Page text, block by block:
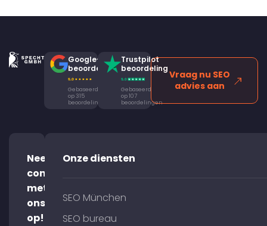
Google-
beoordeling
Gebaseerd
op 315
beoordelingen
Trustpilot
beoordeling
Gebaseerd
op 107
beoordelingen
Vraag nu SEO
advies aan
Neem
contact
met
ons
op!
Onze diensten
SEO München
SEO bureau